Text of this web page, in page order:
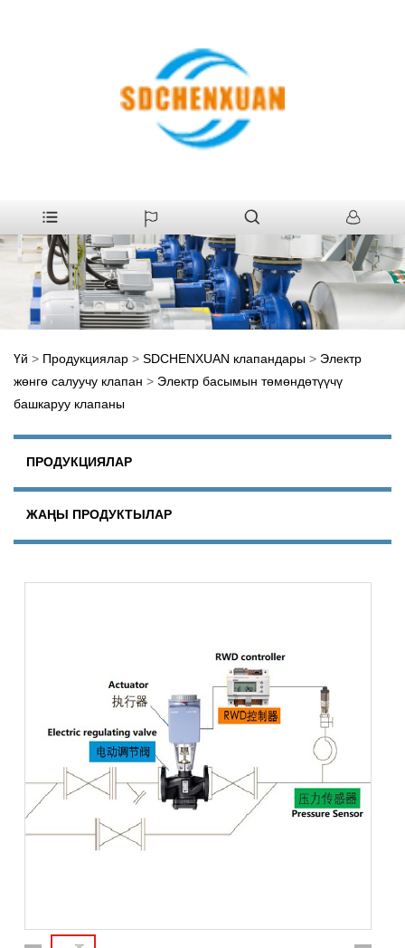
Үй > Продукциялар > SDCHENXUAN клапандары > Электр
жөнгө салуучу клапан > Электр басымын төмөндөтүүчү
башкаруу клапаны
ПРОДУКЦИЯЛАР
ЖАҢЫ ПРОДУКТЫЛАР